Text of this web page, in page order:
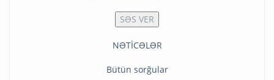
NƏTİCƏLƏR
Bütün sorğular